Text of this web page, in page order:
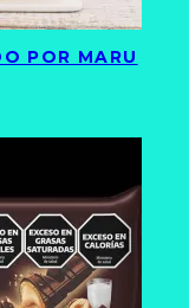
POR MARU